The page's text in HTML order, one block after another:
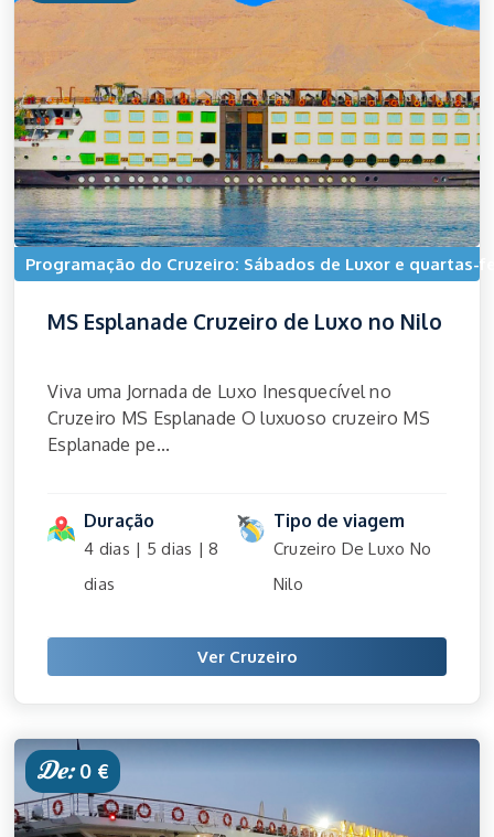
Programação do Cruzeiro: Sábados de Luxor e quartas-
MS Esplanade Cruzeiro de Luxo no Nilo
Viva uma Jornada de Luxo Inesquecível no
Cruzeiro MS Esplanade O luxuoso cruzeiro MS
Esplanade pe...
Duração
4 dias | 5 dias | 8
dias
Tipo de viagem
Cruzeiro De Luxo No
Nilo
Ver Cruzeiro
De:0 €